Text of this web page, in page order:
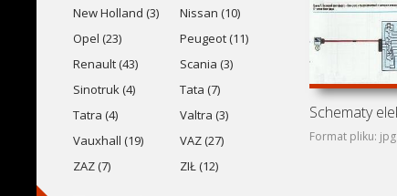
Format pliku: jpg
New Holland (3)
Nissan (10)
Opel (23)
Peugeot (11)
Renault (43)
Scania (3)
Sinotruk (4)
Tata (7)
Tatra (4)
Valtra (3)
Vauxhall (19)
VAZ (27)
ZAZ (7)
ZIŁ (12)